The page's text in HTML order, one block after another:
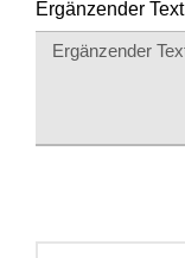
Ergänzender Text